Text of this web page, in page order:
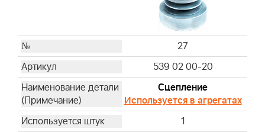
27
539 02 00-20
Сцепление
Используется в агрегатах
1